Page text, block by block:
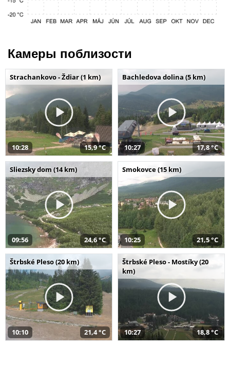
Камеры поблизости
Strachankovo - Ždiar (1 km)
10:28 15,9 °C
Bachledova dolina (5 km)
10:27 17,8 °C
Sliezsky dom (14 km)
09:56 24,6 °C
Smokovce (15 km)
10:25 21,5 °C
Štrbské Pleso (20 km)
10:10 21,4 °C
Štrbské Pleso - Mostíky (20
km)
10:27 18,8 °C